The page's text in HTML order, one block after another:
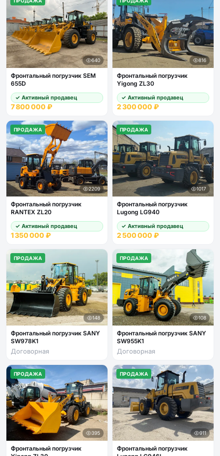
640
Фронтальный погрузчик SEM
655D
✓ Активный продавец
7 800 000 ₽
816
Фронтальный погрузчик
Yigong ZL30
✓ Активный продавец
2 300 000 ₽
ПРОДАЖА
2209
Фронтальный погрузчик
RANTEX ZL20
✓ Активный продавец
1 350 000 ₽
ПРОДАЖА
1017
Фронтальный погрузчик
Lugong LG940
✓ Активный продавец
2 500 000 ₽
ПРОДАЖА
148
Фронтальный погрузчик SANY
SW978K1
Договорная
ПРОДАЖА
108
Фронтальный погрузчик SANY
SW955K1
Договорная
ПРОДАЖА
395
Фронтальный погрузчик
ПРОДАЖА
911
Фронтальный погрузчик